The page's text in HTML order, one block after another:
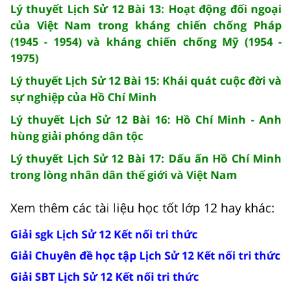
Lý thuyết Lịch Sử 12 Bài 13: Hoạt động đối ngoại
của Việt Nam trong kháng chiến chống Pháp
(1945 - 1954) và kháng chiến chống Mỹ (1954 -
1975)
Lý thuyết Lịch Sử 12 Bài 15: Khái quát cuộc đời và
sự nghiệp của Hồ Chí Minh
Lý thuyết Lịch Sử 12 Bài 16: Hồ Chí Minh - Anh
hùng giải phóng dân tộc
Lý thuyết Lịch Sử 12 Bài 17: Dấu ấn Hồ Chí Minh
trong lòng nhân dân thế giới và Việt Nam
Xem thêm các tài liệu học tốt lớp 12 hay khác:
Giải sgk Lịch Sử 12 Kết nối tri thức
Giải Chuyên đề học tập Lịch Sử 12 Kết nối tri thức
Giải SBT Lịch Sử 12 Kết nối tri thức